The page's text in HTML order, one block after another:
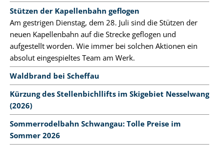
Stützen der Kapellenbahn geflogen
Am gestrigen Dienstag, dem 28. Juli sind die Stützen der
neuen Kapellenbahn auf die Strecke geflogen und
aufgestellt worden. Wie immer bei solchen Aktionen ein
absolut eingespieltes Team am Werk.
Waldbrand bei Scheffau
Kürzung des Stellenbichllifts im Skigebiet Nesselwang
(2026)
Sommerrodelbahn Schwangau: Tolle Preise im
Sommer 2026